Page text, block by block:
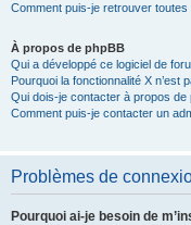
Comment puis-je retrouver
À propos de phpBB
Qui a développé ce logiciel de
Pourquoi la fonctionnalité X n’est
Qui dois-je contacter à propos de
Comment puis-je contacter un
Problèmes de
Pourquoi ai-je besoin de